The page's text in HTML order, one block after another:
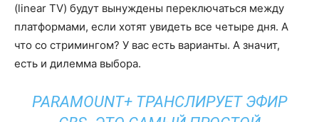
(linear TV) будут вынуждены переключаться между
платформами, если хотят увидеть все четыре дня. А
что со стримингом? У вас есть варианты. А значит,
есть и дилемма выбора.
PARAMOUNT+ ТРАНСЛИРУЕТ ЭФИР